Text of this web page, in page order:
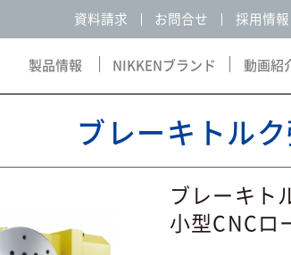
資料請求 お問合せ 採用情報
製品情報
NIKKENブランド
動画紹
ブレーキトル
ブレー
小型CNCロ